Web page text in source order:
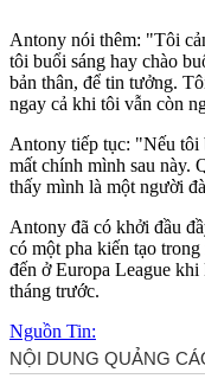
Antony nói thêm: "Tôi
tôi buổi sáng hay chào
bản thân, để tin tưởng.
ngay cả khi tôi vẫn còn
Antony tiếp tục: "Nếu tôi
mất chính mình sau này.
thấy mình là một người
Antony đã có khởi đầu
có một pha kiến tạo
đến ở Europa League
tháng trước.
Nguồn Tin: